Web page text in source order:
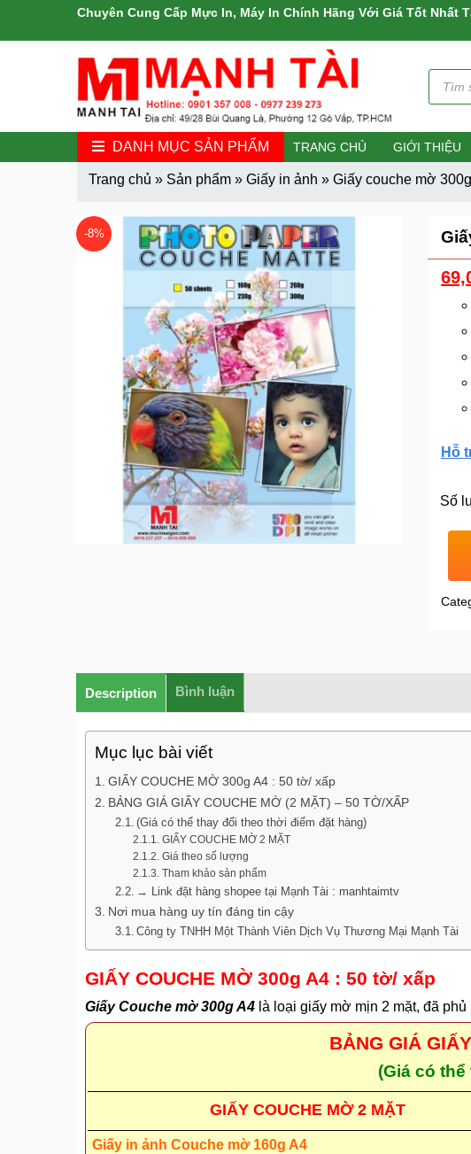
Chuyên Cung Cấp Mực In, Máy In Chính Hãng Với Giá Tốt Nhất
Tìm
kiếm
sản
DANH MỤC SẢN PHẨM TRANG CHỦ GIỚI THIỆU
Trang chủ » Sản phẩm» Giấy in ảnh » Giấy couche mờ
-8%
Hỗ
Số
Description Bình luận
Mục lục bài viết
GIẤY COUCHE MỜ 300g A4 : 50 tờ/ xấp
BẢNG GIÁ GIẤY COUCHE MỜ (2 MẶT) – 50 TỜ/XẤP
(Giá có thể thay đổi theo thời điểm đặt hàng)
GIẤY COUCHE MỜ 2 MẶT
Giá theo số lượng
Tham khảo sản phẩm
→ Link đặt hàng shopee tại Mạnh Tài : manhtaimtv
Nơi mua hàng uy tín đáng tin cậy
Công ty TNHH Một Thành Viên Dịch Vụ Thương Mại Mạnh Tài
GIẤY COUCHE MỜ 300g A4 : 50 tờ/ xấp
Giấy Couche mờ 300g A4 là loại giấy mờ mịn 2 mặt, đã
BẢNG GIÁ
(Giá có
GIẤY COUCHE MỜ 2 MẶT
Giấy in ảnh Couche mờ 160g A4